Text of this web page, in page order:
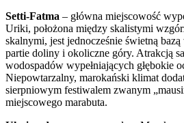
Setti-Fatma – główna miejscowość
Uriki, położona między skalistymi
skalnymi, jest jednocześnie świetną
partie doliny i okoliczne góry. Atrakcją
wodospadów wypełniających głębokie
Niepowtarzalny, marokański klimat
sierpniowym festiwalem zwanym
miejscowego marabuta.